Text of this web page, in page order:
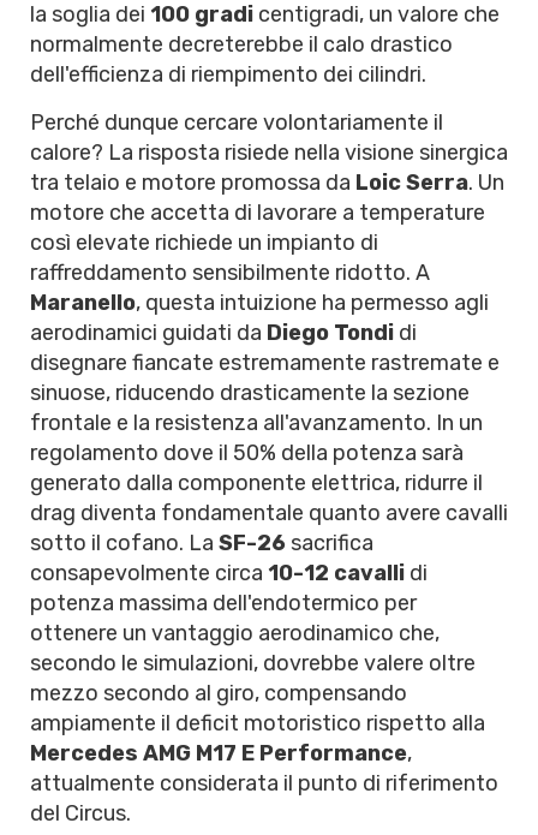
la soglia dei 100 gradi centigradi, un valore che
normalmente decreterebbe il calo drastico
dell'efficienza di riempimento dei cilindri.
Perché dunque cercare volontariamente il
calore? La risposta risiede nella visione sinergica
tra telaio e motore promossa da Loic Serra. Un
motore che accetta di lavorare a temperature
così elevate richiede un impianto di
raffreddamento sensibilmente ridotto. A
Maranello, questa intuizione ha permesso agli
aerodinamici guidati da Diego Tondi di
disegnare fiancate estremamente rastremate e
sinuose, riducendo drasticamente la sezione
frontale e la resistenza all'avanzamento. In un
regolamento dove il 50% della potenza sarà
generato dalla componente elettrica, ridurre il
drag diventa fondamentale quanto avere cavalli
sotto il cofano. La SF-26 sacrifica
consapevolmente circa 10-12 cavalli di
potenza massima dell'endotermico per
ottenere un vantaggio aerodinamico che,
secondo le simulazioni, dovrebbe valere oltre
mezzo secondo al giro, compensando
ampiamente il deficit motoristico rispetto alla
Mercedes AMG M17 E Performance,
attualmente considerata il punto di riferimento
del Circus.